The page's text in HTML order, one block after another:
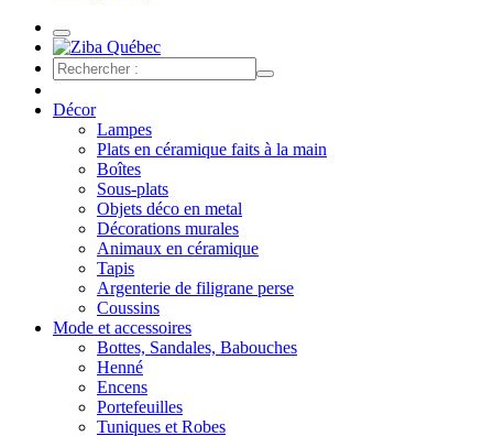
Décor
Lampes
Plats en céramique faits à la main
Boîtes
Sous-plats
Objets déco en metal
Décorations murales
Animaux en céramique
Tapis
Argenterie de filigrane perse
Coussins
Mode et accessoires
Bottes, Sandales, Babouches
Henné
Encens
Portefeuilles
Tuniques et Robes